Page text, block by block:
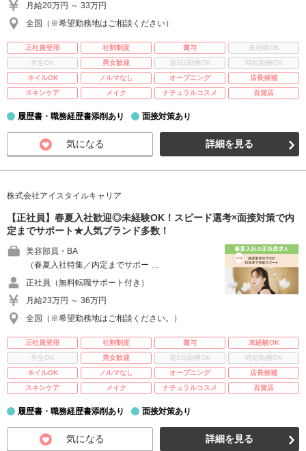
月給20万円 ～ 33万円
全国（※希望勤務地はご相談ください）
正社員登用 社割制度 賞与
未経験OK
学生OK
男女歓迎 週3日勤務OK
時短勤務OK
ネイルOK
ノルマなし オープニング
店長候補
スキンケア
メイク ナチュラルコスメ 百貨店
履歴書・職務経歴書添削あり 面接対策あり
気になる 詳細を見る
株式会社アイスタイルキャリア
【正社員】春夏入社歓迎◎未経験OK！スピード選考×面接対策で内
定までサポート★人気ブランド多数！
美容部員・BA
（春夏入社特集／内定までサポー …
正社員（無料転職サポート付き）
月給23万円 ～ 36万円
全国（※希望勤務地はご相談ください。）
正社員登用 社割制度 賞与
未経験OK
学生OK
男女歓迎 週3日勤務OK
時短勤務OK
ネイルOK
ノルマなし オープニング
店長候補
スキンケア
メイク ナチュラルコスメ 百貨店
履歴書・職務経歴書添削あり 面接対策あり
気になる 詳細を見る